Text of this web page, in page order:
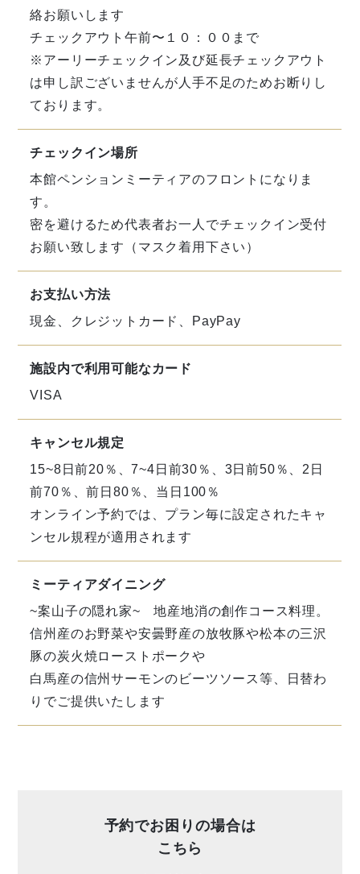
絡お願いします
チェックアウト午前〜１０：００まで
※アーリーチェックイン及び延長チェックアウト
は申し訳ございませんが人手不足のためお断りし
ております。
チェックイン場所
本館ペンションミーティアのフロントになりま
す。
密を避けるため代表者お一人でチェックイン受付
お願い致します（マスク着用下さい）
お支払い方法
現金、クレジットカード、PayPay
施設内で利用可能なカード
VISA
キャンセル規定
15~8日前20％、7~4日前30％、3日前50％、2日
前70％、前日80％、当日100％
オンライン予約では、プラン毎に設定されたキャ
ンセル規程が適用されます
ミーティアダイニング
~案山子の隠れ家~ 地産地消の創作コース料理。
信州産のお野菜や安曇野産の放牧豚や松本の三沢
豚の炭火焼ローストポークや
白馬産の信州サーモンのビーツソース等、日替わ
りでご提供いたします
予約でお困りの場合は
こちら